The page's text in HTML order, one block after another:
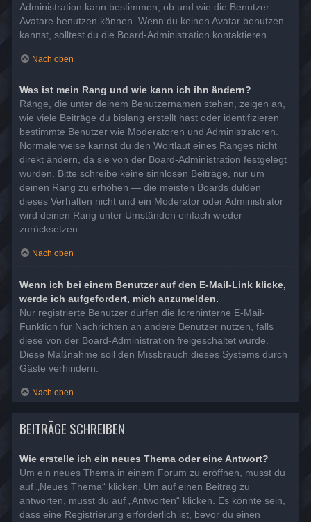
Administration kann bestimmen, ob und wie die Benutzer
Avatare benutzen können. Wenn du keinen Avatar benutzen
kannst, solltest du die Board-Administration kontaktieren.
Nach oben
Was ist mein Rang und wie kann ich ihn ändern?
Ränge, die unter deinem Benutzernamen stehen, zeigen an,
wie viele Beiträge du bislang erstellt hast oder identifizieren
bestimmte Benutzer wie Moderatoren und Administratoren.
Normalerweise kannst du den Wortlaut eines Ranges nicht
direkt ändern, da sie von der Board-Administration festgelegt
wurden. Bitte schreibe keine sinnlosen Beiträge, nur um
deinen Rang zu erhöhen — die meisten Boards dulden
dieses Verhalten nicht und ein Moderator oder Administrator
wird deinen Rang unter Umständen einfach wieder
zurücksetzen.
Nach oben
Wenn ich bei einem Benutzer auf den E-Mail-Link klicke,
werde ich aufgefordert, mich anzumelden.
Nur registrierte Benutzer dürfen die foreninterne E-Mail-
Funktion für Nachrichten an andere Benutzer nutzen, falls
diese von der Board-Administration freigeschaltet wurde.
Diese Maßnahme soll den Missbrauch dieses Systems durch
Gäste verhindern.
Nach oben
BEITRÄGE SCHREIBEN
Wie erstelle ich ein neues Thema oder eine Antwort?
Um ein neues Thema in einem Forum zu eröffnen, musst du
auf „Neues Thema“ klicken. Um auf einen Beitrag zu
antworten, musst du auf „Antworten“ klicken. Es könnte sein,
dass eine Registrierung erforderlich ist, bevor du einen